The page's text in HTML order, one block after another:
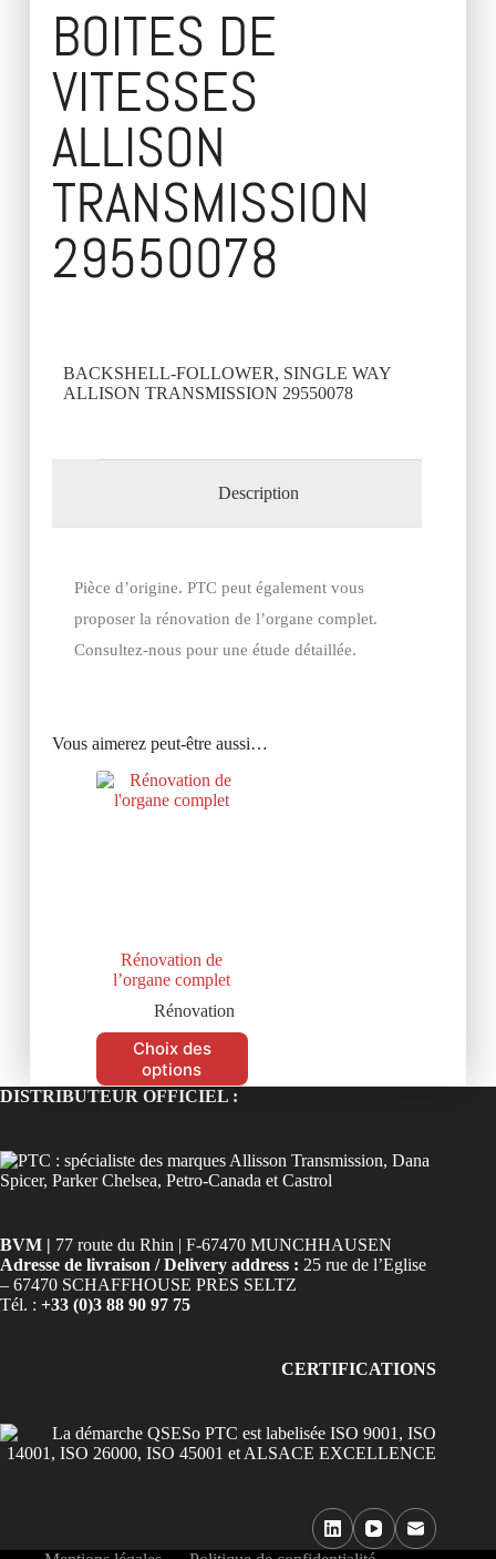
BOITES DE
VITESSES
ALLISON
TRANSMISSION
29550078
BACKSHELL-FOLLOWER, SINGLE WAY
ALLISON TRANSMISSION 29550078
Description
Pièce d’origine. PTC peut également vous
proposer la rénovation de l’organe complet.
Consultez-nous pour une étude détaillée.
Vous aimerez peut-être aussi…
Rénovation de
l’organe complet
Rénovation
Choix des
options
DISTRIBUTEUR OFFICIEL :
BVM | 77 route du Rhin | F-67470 MUNCHHAUSEN
Adresse de livraison / Delivery address : 25 rue de l’Eglise
– 67470 SCHAFFHOUSE PRES SELTZ
Tél. : +33 (0)3 88 90 97 75
CERTIFICATIONS